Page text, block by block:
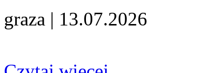
graza | 13.07.2026